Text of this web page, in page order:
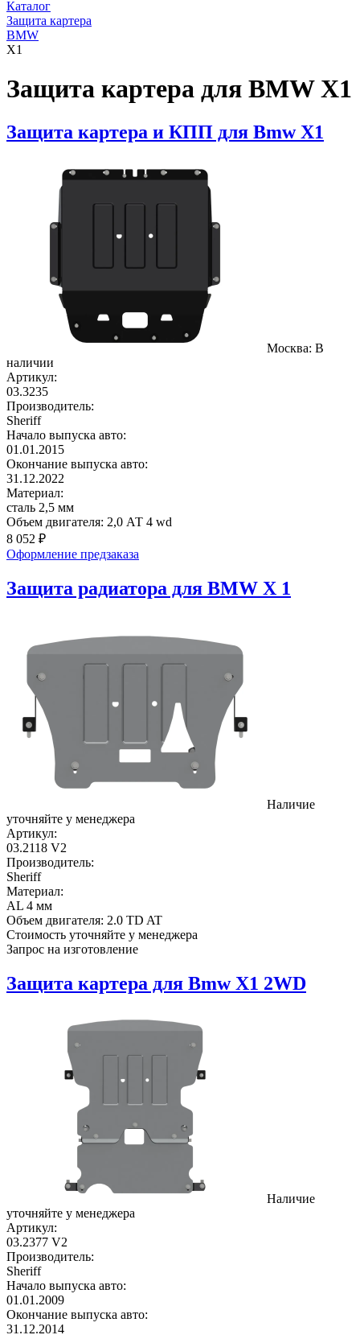
Каталог
Защита картера
BMW
X1
Защита картера для BMW X1
Защита картера и КПП для Bmw X1
Москва: В
наличии
Артикул:
03.3235
Производитель:
Sheriff
Начало выпуска авто:
01.01.2015
Окончание выпуска авто:
31.12.2022
Материал:
сталь 2,5 мм
Объем двигателя: 2,0 АТ 4 wd
8 052 ₽
Оформление предзаказа
Защита радиатора для BMW X 1
Наличие
уточняйте у менеджера
Артикул:
03.2118 V2
Производитель:
Sheriff
Материал:
AL 4 мм
Объем двигателя: 2.0 TD AT
Стоимость уточняйте у менеджера
Запрос на изготовление
Защита картера для Bmw X1 2WD
Наличие
уточняйте у менеджера
Артикул:
03.2377 V2
Производитель:
Sheriff
Начало выпуска авто:
01.01.2009
Окончание выпуска авто:
31.12.2014